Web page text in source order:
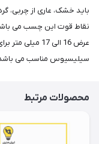
باید خشک، عاری از چربی،
سیلیسیوس مناسب می
محصولات مرتبط